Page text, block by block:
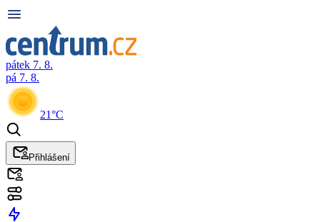
pátek 7. 8.
pá 7. 8.
21°C
Přihlášení